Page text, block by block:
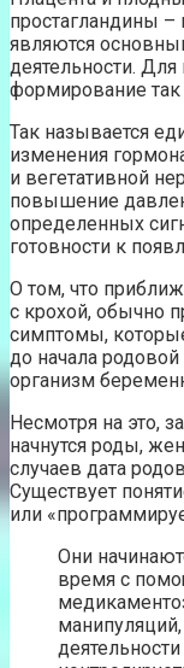
простагландины
являются
деятельности.
формирование
Так называется
изменения
и вегетативной
повышение
определенных
готовности к
О том, что
с крохой, обычно
симптомы,
до начала
организм
Несмотря на это,
начнутся роды,
случаев дата
Существует
или
Они
время с